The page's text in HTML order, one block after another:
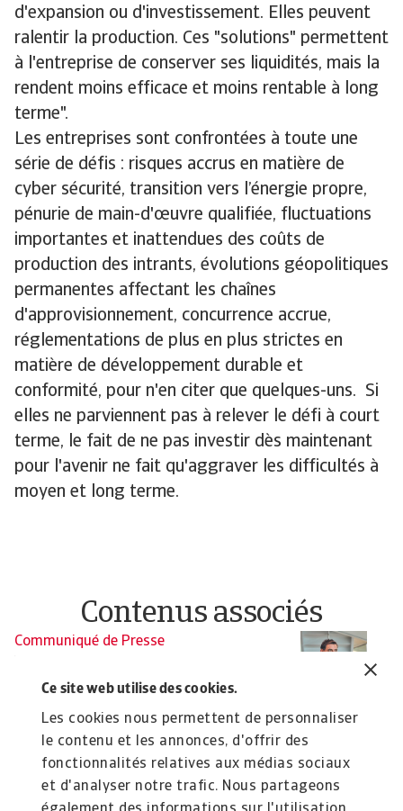
Ce site web utilise des cookies.
Les cookies nous permettent de personnaliser
le contenu et les annonces, d'offrir des
fonctionnalités relatives aux médias sociaux
et d'analyser notre trafic. Nous partageons
d'expansion ou d'investissement. Elles peuvent
ralentir la production. Ces "solutions" permettent
à l'entreprise de conserver ses liquidités, mais la
rendent moins efficace et moins rentable à long
terme".
Les entreprises sont confrontées à toute une
série de défis : risques accrus en matière de
cyber sécurité, transition vers l’énergie propre,
pénurie de main-d'œuvre qualifiée, fluctuations
importantes et inattendues des coûts de
production des intrants, évolutions géopolitiques
permanentes affectant les chaînes
d'approvisionnement, concurrence accrue,
réglementations de plus en plus strictes en
matière de développement durable et
conformité, pour n'en citer que quelques-uns. Si
elles ne parviennent pas à relever le défi à court
terme, le fait de ne pas investir dès maintenant
pour l'avenir ne fait qu'aggraver les difficultés à
moyen et long terme.
Contenus associés
Communiqué de Presse
chuter ?
Les perspectives à court terme pour l'euro sont
incertaines. Trois principaux facteurs de ...
13 Dec 2024